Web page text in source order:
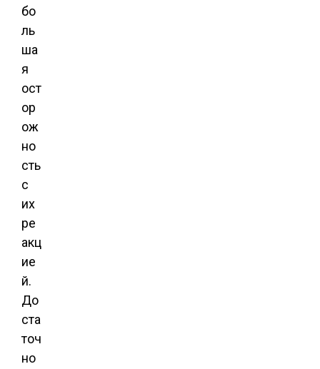
бо
ль
ша
я
ост
ор
ож
но
сть
с
их
ре
акц
ие
й.
До
ста
точ
но